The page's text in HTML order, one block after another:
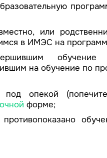
или
в ИМЭС на
на обучение по
опекой
очной форме;